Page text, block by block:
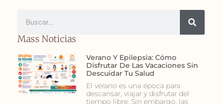
Mass Noticias
Verano Y Epilepsia: Cómo
Disfrutar De Las Vacaciones Sin
Descuidar Tu Salud
El verano es una época para
descansar, viajar y disfrutar del
tiempo libre. Sin embargo, las